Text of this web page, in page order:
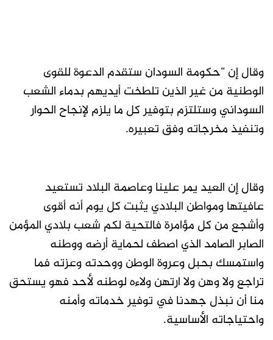
وقال إن “حكومة السودان ستقدم الدعوة للقوى
الوطنية من غير الذين تلطخت أيديهم بدماء الشعب
السوداني وستلتزم بتوفير كل ما يلزم لإنجاح الحوار
وتنفيذ مخرجاته وفق تعبيره.
وقال إن العيد يمر علينا وعاصمة البلاد تستعيد
عافيتها ومواطن البلادي يثبت كل يوم أنه أقوى
وأشجع من كل مؤامرة فالتحية لكم شعب بلادي المؤمن
الصابر الصامد الذي اصطف لحماية أرضه ووطنه
واستمسك بحبل وعروة الوطن ووحدته وعزته فما
تراجع ولا وهن ولا ارتهن ولاءه لوطنه لأحد فهو يستحق
منا أن نبذل جهدنا في توفير خدماته وأمنه
واحتياجاته الأساسية.